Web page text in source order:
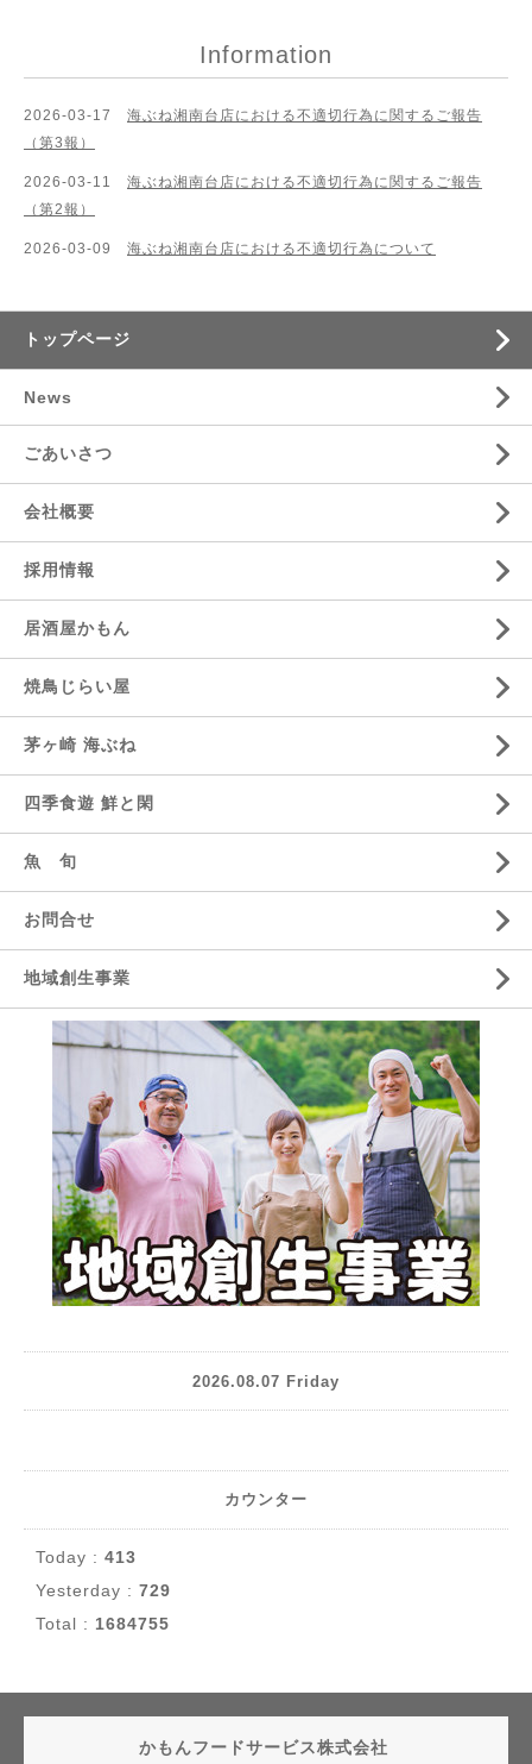
Information
2026-03-17
海ぶね湘南台店における不適切行為に関するご報告
（第3報）
2026-03-11
海ぶね湘南台店における不適切行為に関するご報告
（第2報）
2026-03-09 海ぶね湘南台店における不適切行為について
トップページ
News
ごあいさつ
会社概要
採用情報
居酒屋かもん
焼鳥じらい屋
茅ヶ崎 海ぶね
四季食遊 鮮と閑
魚 旬
お問合せ
地域創生事業
2026.08.07 Friday
カウンター
Today : 413
Yesterday : 729
Total : 1684755
かもんフードサービス株式会社